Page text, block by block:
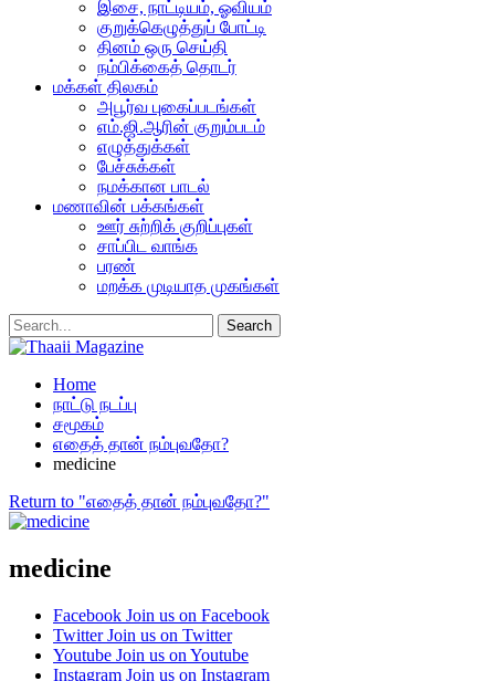
இசை, நாட்டியம், ஓவியம்
குறுக்கெழுத்துப் போட்டி
தினம் ஒரு செய்தி
நம்பிக்கைத் தொடர்
மக்கள் திலகம்
அபூர்வ புகைப்படங்கள்
எம்.ஜி.ஆரின் குறும்படம்
எழுத்துக்கள்
பேச்சுக்கள்
நமக்கான பாடல்
மணாவின் பக்கங்கள்
ஊர் சுற்றிக் குறிப்புகள்
சாப்பிட வாங்க
பரண்
மறக்க முடியாத முகங்கள்
Home
நாட்டு நடப்பு
சமூகம்
எதைத் தான் நம்புவதோ?
medicine
Return to "எதைத் தான் நம்புவதோ?"
medicine
Facebook Join us on Facebook
Twitter Join us on Twitter
Youtube Join us on Youtube
Instagram Join us on Instagram